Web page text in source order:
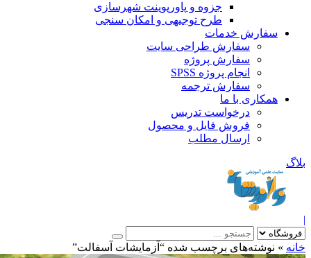
جزوه و پاورپوینت شهرسازی
طرح توجیهی و امکان سنجی
سفارش خدمات
سفارش طراحی سایت
سفارش پروژه
انجام پروژه SPSS
سفارش ترجمه
همکاری با ما
درخواست تدریس
فروش فایل و محصول
ارسال مطلب
»نوشته‌های برچسب شده “آزمایشات آسفالت”